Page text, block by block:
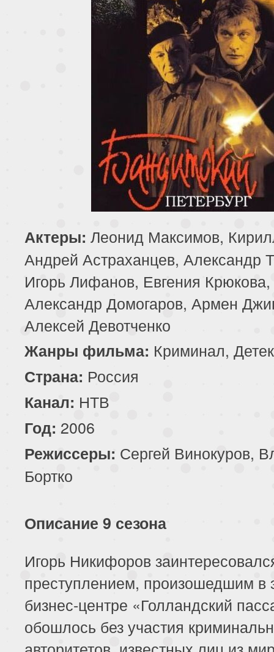
Актеры: Леонид Максимов,
Андрей Астраханцев, Александр
Игорь Лифанов, Евгения Крюкова,
Александр Домогаров, Армен
Алексей Девотченко
Жанры фильма: Криминал,
Страна: Россия
Канал: НТВ
Год: 2006
Режиссеры: Сергей Винокуров,
Бортко
Описание 9 сезона
Игорь Никифоров
преступлением, произошедшим в
бизнес-центре «Голландский
обошлось без участия